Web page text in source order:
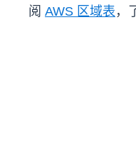
阅 AWS 区域表 ，